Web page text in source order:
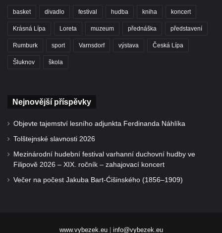
basket divadlo festival hudba kniha koncert
Krásná Lípa Loreta muzeum přednáška představení
Rumburk sport Varnsdorf výstava Česká Lípa
Šluknov škola
Nejnovější příspěvky
Objevte tajemství lesního adjunkta Ferdinanda Náhlíka
Tolštejnské slavnosti 2026
Mezinárodní hudební festival varhanní duchovní hudby ve
Filipově 2026 – XIX. ročník – zahajovací koncert
Večer na počest Jakuba Bart-Ćišinského (1856–1909)
www.vybezek.eu| info@vybezek.eu